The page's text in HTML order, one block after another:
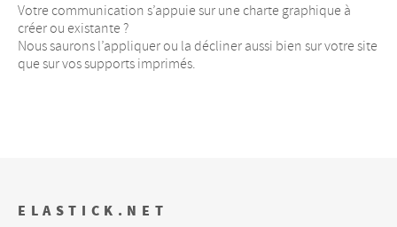
Votre communication s’appuie sur une charte graphique à
créer ou existante ?
Nous saurons l’appliquer ou la décliner aussi bien sur votre site
que sur vos supports imprimés.
ELASTICK.NET